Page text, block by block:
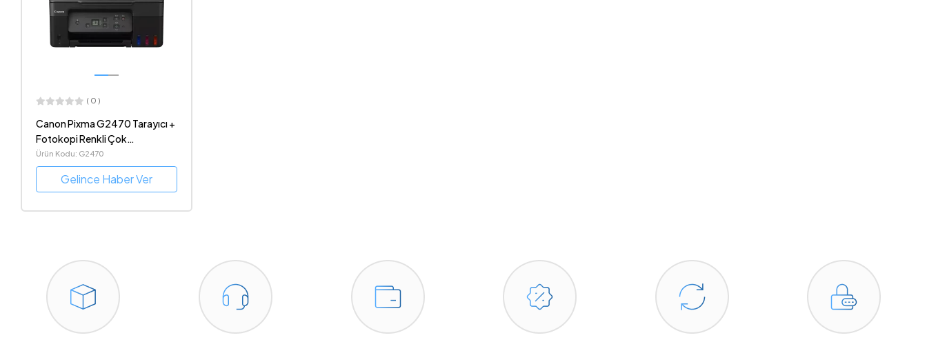
( 0 )
Canon Pixma G2470 Tarayıcı +
Fotokopi Renkli Çok
Fonksiyonlu Mürekkep
Püskürtmeli Yazıcı
Ürün Kodu: G2470
Gelince Haber Ver